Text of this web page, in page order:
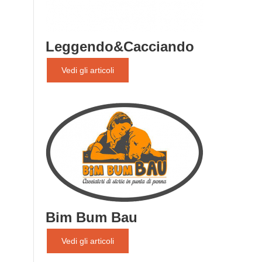
Leggendo&Cacciando
Vedi gli articoli
Bim Bum Bau
Vedi gli articoli